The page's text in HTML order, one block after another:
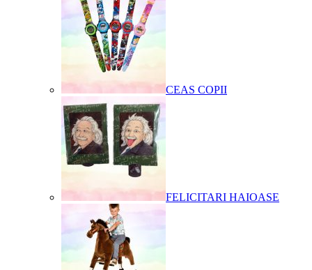
CEAS COPII
FELICITARI HAIOASE